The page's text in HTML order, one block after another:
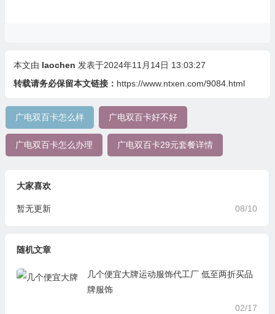
本文由 laochen 发表于2024年11月14日 13:03:27
转载请务必保留本文链接： https://www.ntxen.com/9084.html
广电双百卡怎么样 广电双百卡好不好
广电双百卡怎么办理 广电双百卡29元套餐详情
大家喜欢
08/10
暂无更新
随机文章
几个便宜大牌运动服饰代工厂 低至两折买品
牌服饰
02/17